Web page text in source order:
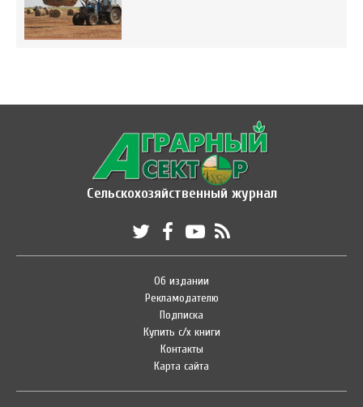
Сельскохозяйственный журнал
Об издании
Рекламодателю
Подписка
Купить с/х книги
Контакты
Карта сайта